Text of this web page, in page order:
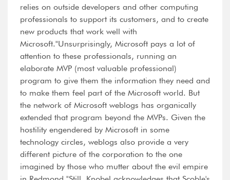
relies on outside developers and other computing
professionals to support its customers, and to create
new products that work well with
Microsoft."Unsurprisingly, Microsoft pays a lot of
attention to these professionals, running an
elaborate MVP (most valuable professional)
program to give them the information they need and
to make them feel part of the Microsoft world. But
the network of Microsoft weblogs has organically
extended that program beyond the MVPs. Given the
hostility engendered by Microsoft in some
technology circles, weblogs also provide a very
different picture of the corporation to the one
imagined by those who mutter about the evil empire